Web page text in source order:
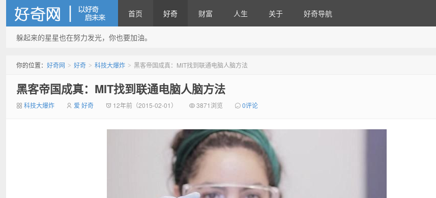
首页 好奇 财富 人生 关于 好奇导航
躲起来的星星也在努力发光，你也要加油。
你的位置： 好奇网 > 好奇 > 科技大爆炸 > 黑客帝国成真：MIT找到联通电脑人脑方法
黑客帝国成真：MIT找到联通电脑人脑方法
科技大爆炸 爱 好奇 12年前（2015-02-01） 3871浏览 0评论